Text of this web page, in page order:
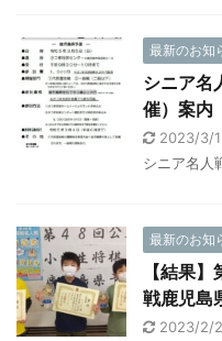
最新のお知
シニア名
催）案内
2023/3/1
シニア名人
最新のお知
【結果
戦鹿児島
2023/2/